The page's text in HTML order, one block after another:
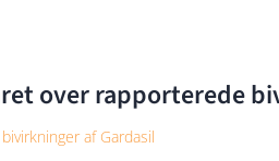
over rapporterede
af Gardasil